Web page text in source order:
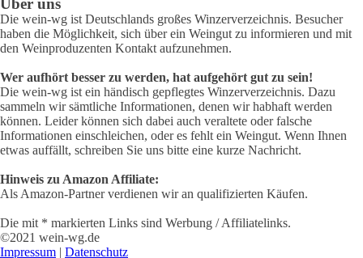
Über uns
Die wein-wg ist Deutschlands großes Winzerverzeichnis. Besucher
haben die Möglichkeit, sich über ein Weingut zu informieren und mit
den Weinproduzenten Kontakt aufzunehmen.
Wer aufhört besser zu werden, hat aufgehört gut zu sein!
Die wein-wg ist ein händisch gepflegtes Winzerverzeichnis. Dazu
sammeln wir sämtliche Informationen, denen wir habhaft werden
können. Leider können sich dabei auch veraltete oder falsche
Informationen einschleichen, oder es fehlt ein Weingut. Wenn Ihnen
etwas auffällt, schreiben Sie uns bitte eine kurze Nachricht.
Hinweis zu Amazon Affiliate:
Als Amazon-Partner verdienen wir an qualifizierten Käufen.
Die mit * markierten Links sind Werbung / Affiliatelinks.
©2021 wein-wg.de
Impressum | Datenschutz